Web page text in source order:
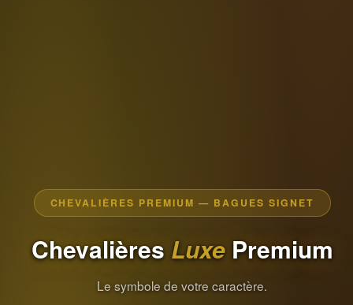
CHEVALIÈRES PREMIUM — BAGUES SIGNET
ChevalièresLuxePremium
Le symbole de votre caractère.